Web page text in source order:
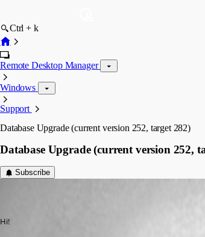
Ctrl + k
Remote Desktop Manager
Windows
Support
Database Upgrade (current version 252, target 282)
Database Upgrade (current version 252,
Subscribe
Hi!